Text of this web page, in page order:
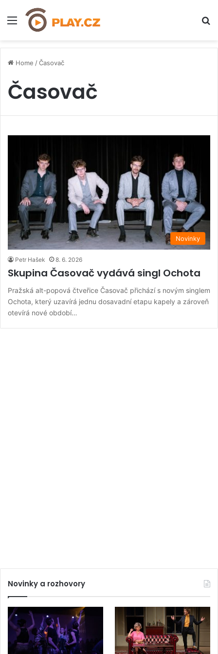
Menu
Home /Časovač
Časovač
Novinky
Petr Hašek 8. 6. 2026
Skupina Časovač vydává singl Ochota
Pražská alt-popová čtveřice Časovač přichází s novým singlem
Ochota, který uzavírá jednu dosavadní etapu kapely a zároveň
otevírá nové období…
Novinky a rozhovory